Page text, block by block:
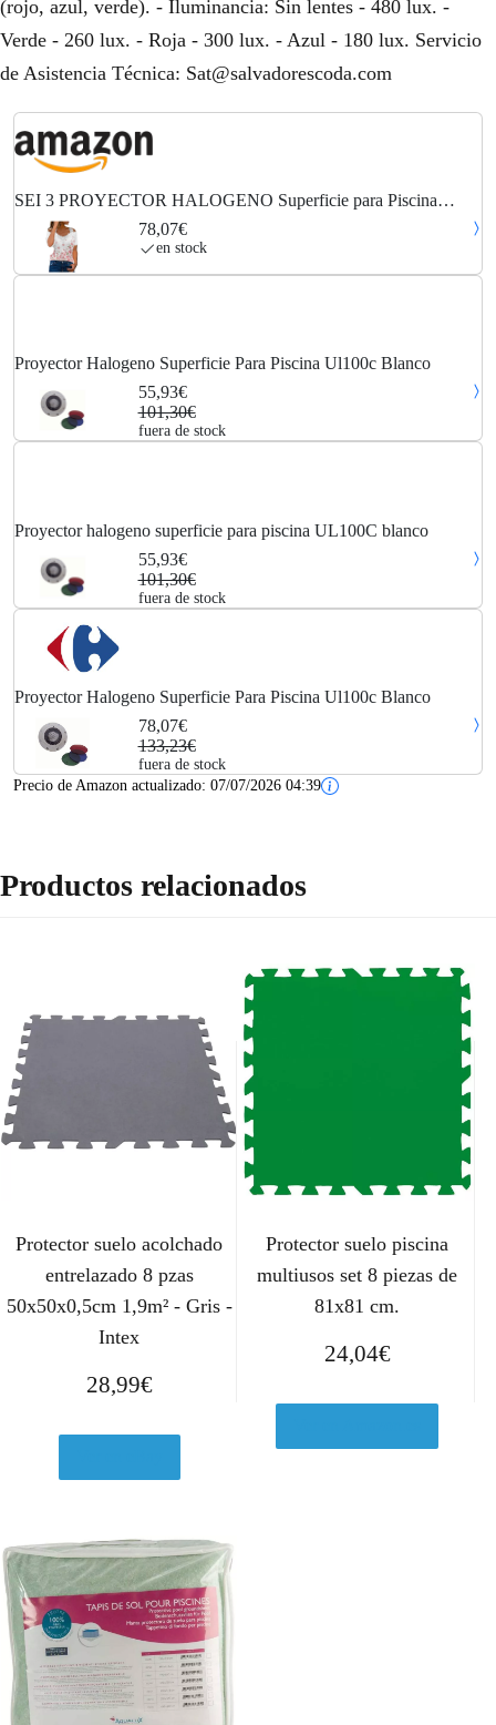
(rojo, azul, verde). - Iluminancia: Sin lentes - 480 lux. -
Verde - 260 lux. - Roja - 300 lux. - Azul - 180 lux. Servicio
de Asistencia Técnica: Sat@salvadorescoda.com
SEI 3 PROYECTOR HALOGENO Superficie para Piscina
UL100C Blanco
78,07€
en stock
Proyector Halogeno Superficie Para Piscina Ul100c Blanco
55,93€
101,30€
fuera de stock
Proyector halogeno superficie para piscina UL100C blanco
55,93€
101,30€
fuera de stock
Proyector Halogeno Superficie Para Piscina Ul100c Blanco
78,07€
133,23€
fuera de stock
Precio de Amazon actualizado: 07/07/2026 04:39
Productos relacionados
Protector suelo acolchado
entrelazado 8 pzas
50x50x0,5cm 1,9m² - Gris -
Intex
28,99€
Protector suelo piscina
multiusos set 8 piezas de
81x81 cm.
24,04€